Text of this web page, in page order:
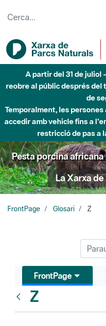
A partir del 31 de juliol
reobre al públic després
de
Temporalment, les
accedir amb vehicle fins a
restricció de pas a
Pesta porcina africana
La Xarxa
FrontPage Glosari Z
FrontPage
Z